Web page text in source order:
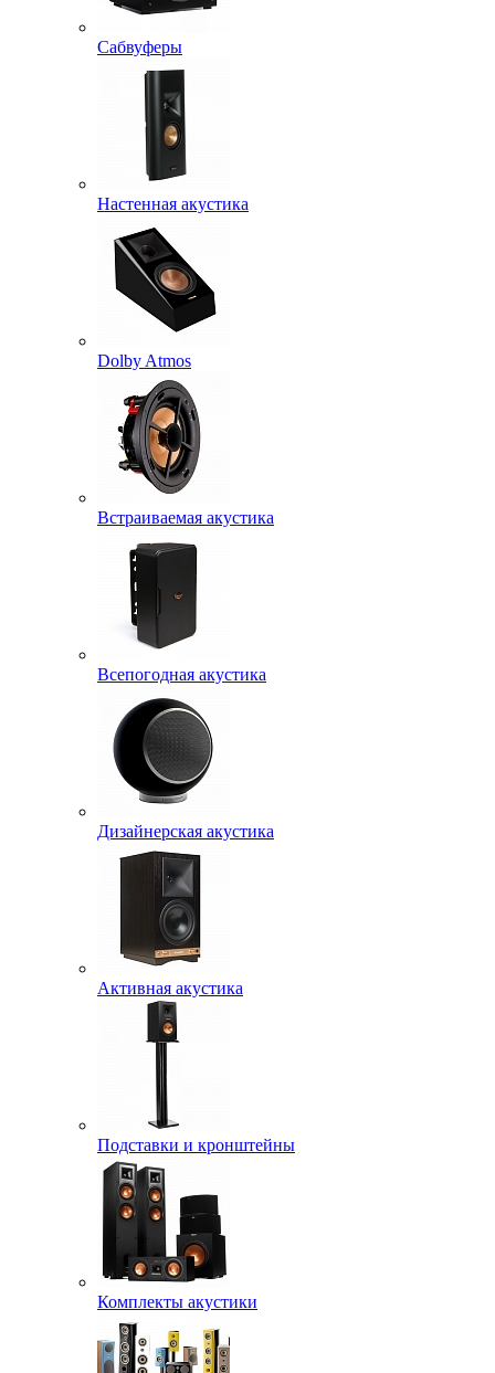
Сабвуферы
Настенная акустика
Dolby Atmos
Встраиваемая акустика
Всепогодная акустика
Дизайнерская акустика
Активная акустика
Подставки и кронштейны
Комплекты акустики